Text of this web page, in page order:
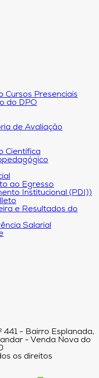
Cursos Presenciais
do DPO
de Avaliação
Científica
ao Egresso
Institucional (PDI))
e Resultados do
Salarial
441 - Bairro Esplanada,
- Venda Nova do
os direitos